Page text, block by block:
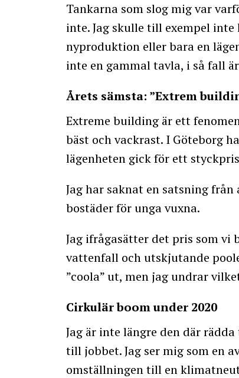
Tankarna som slog mig var
inte. Jag skulle till exempel
nyproduktion eller bara en
inte en gammal tavla, i så fall
Årets sämsta: ”Extrem
Extreme building är ett
bäst och vackrast. I Göteborg
lägenheten gick för ett
Jag har saknat en satsning
bostäder för unga vuxna.
Jag ifrågasätter det pris som vi
vattenfall och utskjutande
”coola” ut, men jag undrar
Cirkulär boom under 2020
Jag är inte längre den där
till jobbet. Jag ser mig som en
omställningen till en